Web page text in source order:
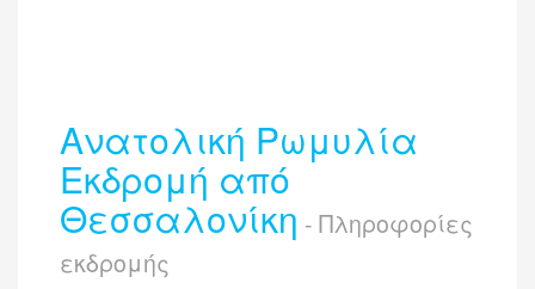
Ανατολική Ρωμυλία
Εκδρομή από
Θεσσαλονίκη - Πληροφορίες
εκδρομής